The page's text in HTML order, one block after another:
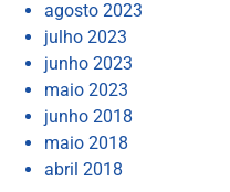
agosto 2023
julho 2023
junho 2023
maio 2023
junho 2018
maio 2018
abril 2018